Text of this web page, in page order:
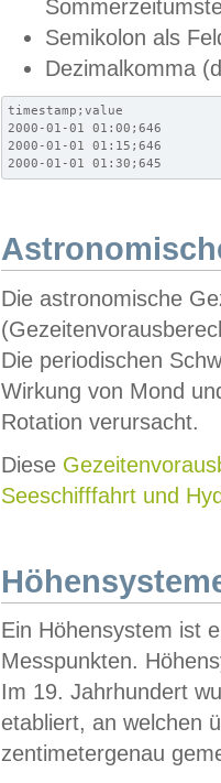
Semikolon als
Dezimalkomma
timestamp;value
2000-01-01 01:00;646
2000-01-01 01:15;646
2000-01-01 01:30;645
Die astronomische
Die periodischen
Wirkung von Mond
Rotation verursacht.
Diese
Seeschifffahrt und
Ein Höhensystem ist
Messpunkten.
Im 19. Jahrhundert
etabliert, an welchen
zentimetergenau